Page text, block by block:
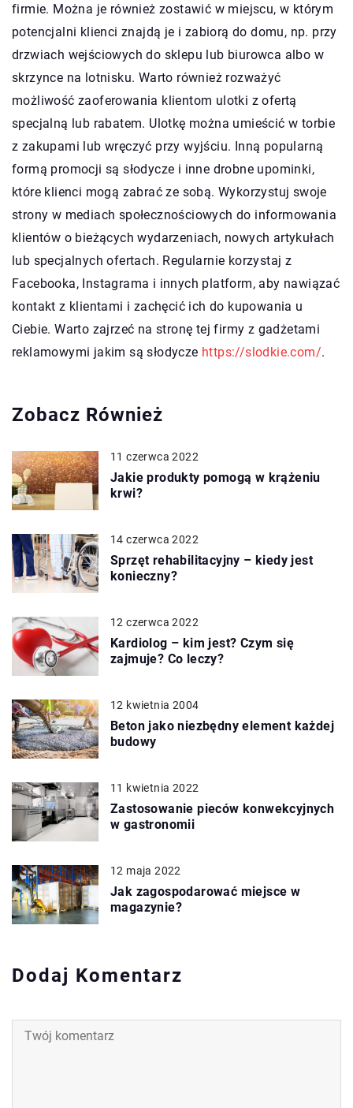
firmie. Można je również zostawić w miejscu, w którym
potencjalni klienci znajdą je i zabiorą do domu, np. przy
drzwiach wejściowych do sklepu lub biurowca albo w
skrzynce na lotnisku. Warto również rozważyć
możliwość zaoferowania klientom ulotki z ofertą
specjalną lub rabatem. Ulotkę można umieścić w torbie
z zakupami lub wręczyć przy wyjściu. Inną popularną
formą promocji są słodycze i inne drobne upominki,
które klienci mogą zabrać ze sobą. Wykorzystuj swoje
strony w mediach społecznościowych do informowania
klientów o bieżących wydarzeniach, nowych artykułach
lub specjalnych ofertach. Regularnie korzystaj z
Facebooka, Instagrama i innych platform, aby nawiązać
kontakt z klientami i zachęcić ich do kupowania u
Ciebie. Warto zajrzeć na stronę tej firmy z gadżetami
reklamowymi jakim są słodycze https://slodkie.com/.
Zobacz Również
11 czerwca 2022
Jakie produkty pomogą w krążeniu
krwi?
14 czerwca 2022
Sprzęt rehabilitacyjny – kiedy jest
konieczny?
12 czerwca 2022
Kardiolog – kim jest? Czym się
zajmuje? Co leczy?
12 kwietnia 2004
Beton jako niezbędny element każdej
budowy
11 kwietnia 2022
Zastosowanie pieców konwekcyjnych
w gastronomii
12 maja 2022
Jak zagospodarować miejsce w
magazynie?
Dodaj Komentarz